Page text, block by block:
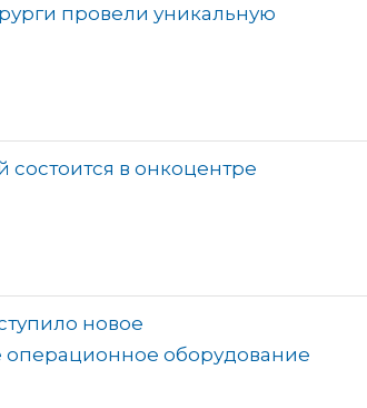
провели уникальную
в онкоцентре
новое
операционное оборудование